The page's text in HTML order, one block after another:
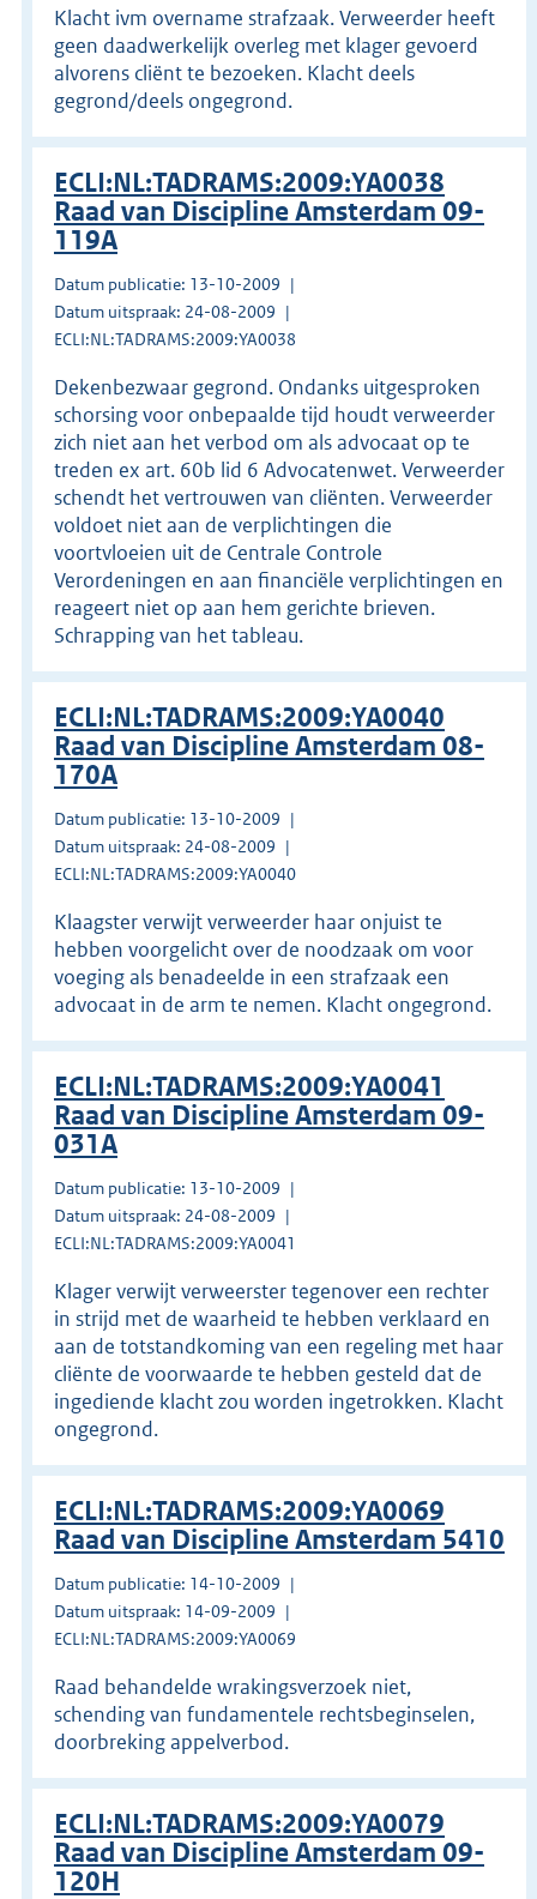
Klacht ivm overname strafzaak. Verweerder heeft
geen daadwerkelijk overleg met klager gevoerd
alvorens cliënt te bezoeken. Klacht deels
gegrond/deels ongegrond.
ECLI:NL:TADRAMS:2009:YA0038
Raad van Discipline Amsterdam 09-
119A
Datum publicatie: 13-10-2009
Datum uitspraak: 24-08-2009
ECLI:NL:TADRAMS:2009:YA0038
Dekenbezwaar gegrond. Ondanks uitgesproken
schorsing voor onbepaalde tijd houdt verweerder
zich niet aan het verbod om als advocaat op te
treden ex art. 60b lid 6 Advocatenwet. Verweerder
schendt het vertrouwen van cliënten. Verweerder
voldoet niet aan de verplichtingen die
voortvloeien uit de Centrale Controle
Verordeningen en aan financiële verplichtingen en
reageert niet op aan hem gerichte brieven.
Schrapping van het tableau.
ECLI:NL:TADRAMS:2009:YA0040
Raad van Discipline Amsterdam 08-
170A
Datum publicatie: 13-10-2009
Datum uitspraak: 24-08-2009
ECLI:NL:TADRAMS:2009:YA0040
Klaagster verwijt verweerder haar onjuist te
hebben voorgelicht over de noodzaak om voor
voeging als benadeelde in een strafzaak een
advocaat in de arm te nemen. Klacht ongegrond.
ECLI:NL:TADRAMS:2009:YA0041
Raad van Discipline Amsterdam 09-
031A
Datum publicatie: 13-10-2009
Datum uitspraak: 24-08-2009
ECLI:NL:TADRAMS:2009:YA0041
Klager verwijt verweerster tegenover een rechter
in strijd met de waarheid te hebben verklaard en
aan de totstandkoming van een regeling met haar
cliënte de voorwaarde te hebben gesteld dat de
ingediende klacht zou worden ingetrokken. Klacht
ongegrond.
ECLI:NL:TADRAMS:2009:YA0069
Raad van Discipline Amsterdam 5410
Datum publicatie: 14-10-2009
Datum uitspraak: 14-09-2009
ECLI:NL:TADRAMS:2009:YA0069
Raad behandelde wrakingsverzoek niet,
schending van fundamentele rechtsbeginselen,
doorbreking appelverbod.
ECLI:NL:TADRAMS:2009:YA0079
Raad van Discipline Amsterdam 09-
120H